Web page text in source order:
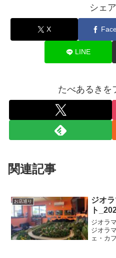
シェ
X
LINE
たべあるきを
関連記事
お店巡り
ジオ
ト
ジオラ
ジオラ
ェ・カ